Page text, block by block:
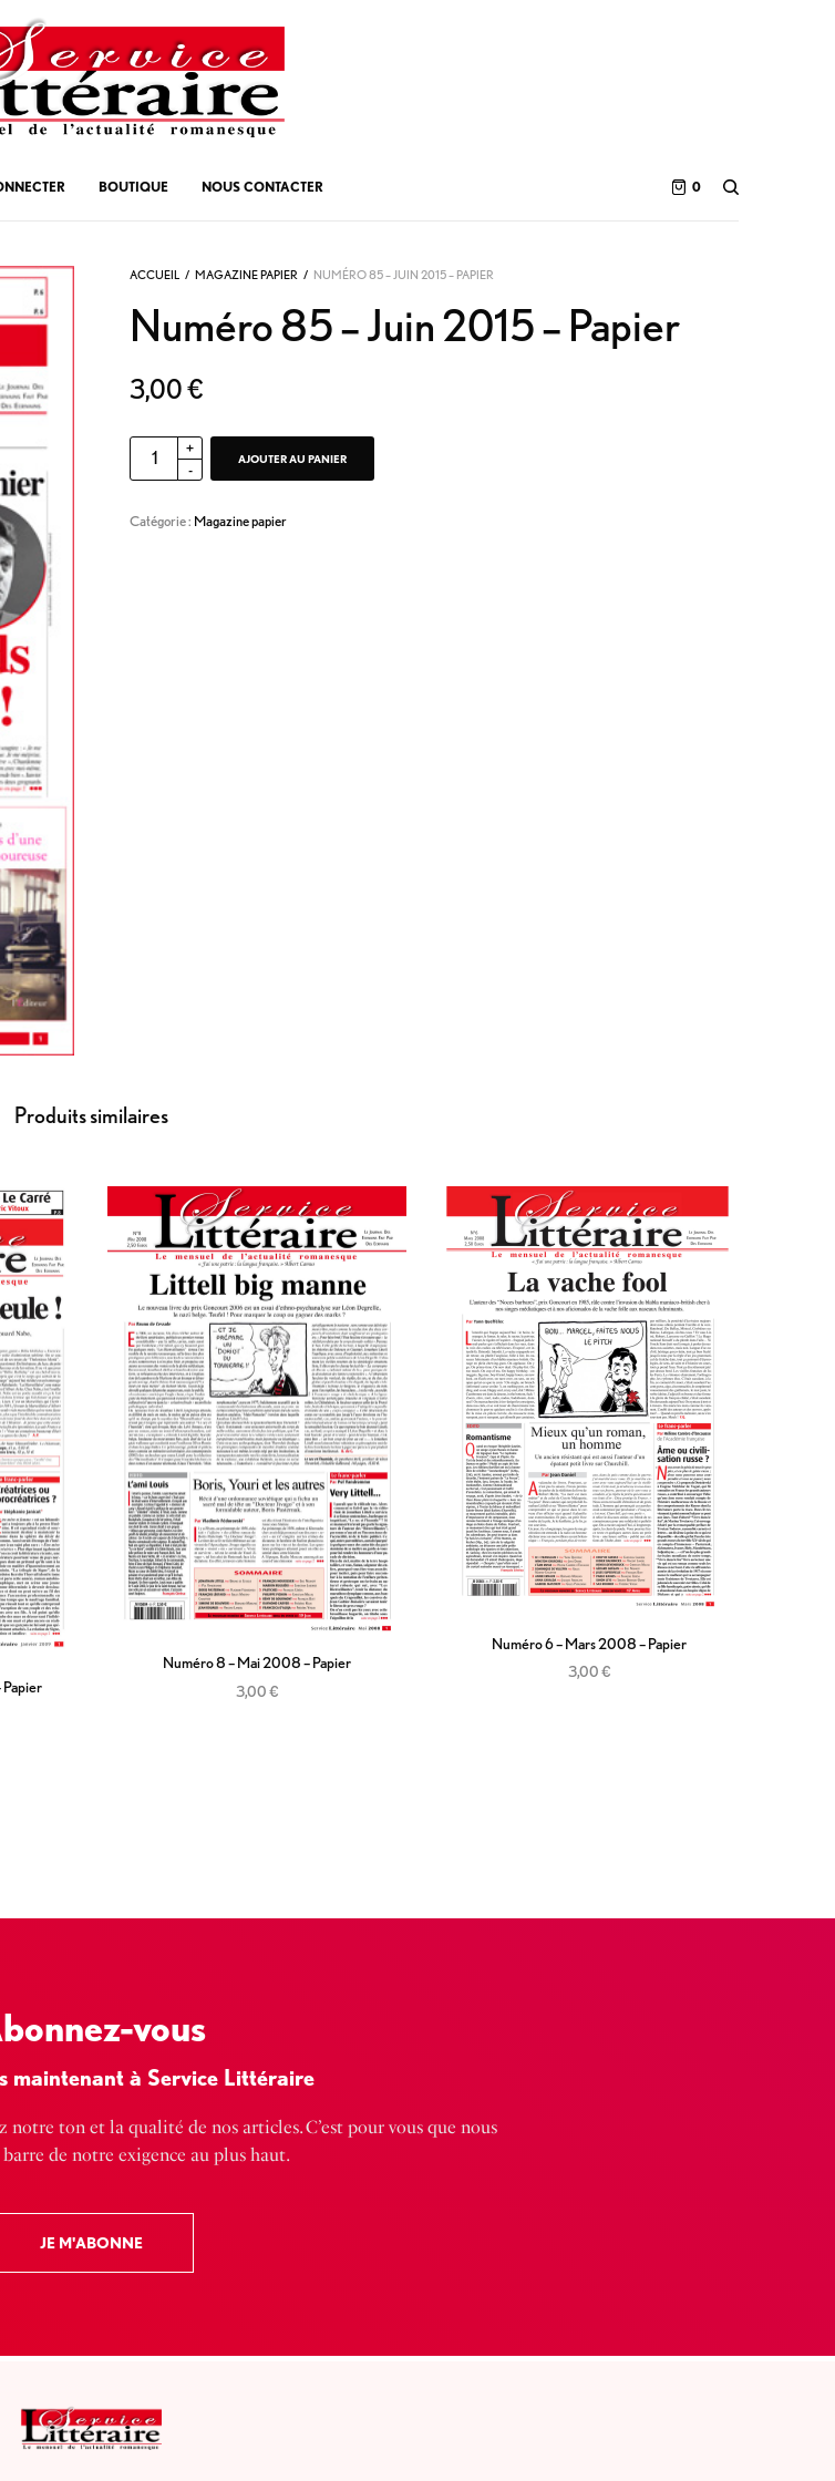
BOUTIQUE NOUS CONTACTER 0
ACCUEIL / MAGAZINE PAPIER / NUMÉRO 85 – JUIN 2015 – PAPIER
Numéro 85 – Juin 2015 – Papier
3,00€
AJOUTER AU PANIER
Catégorie : Magazine papier
Produits similaires
Numéro 8 – Mai 2008 – Papier
3,00€
Numéro 6 – Mars 2008 – Papier
3,00€
vous
maintenant à Service Littéraire
notre ton et la qualité de nos articles. C’est pour vous que nous
de notre exigence au plus haut.
JE M'ABONNE